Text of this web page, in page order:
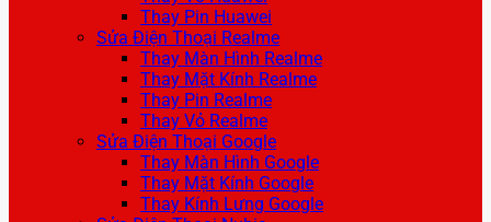
Thay Pin Huawei
Sửa Điện Thoại Realme
Thay Màn Hình Realme
Thay Mặt Kính Realme
Thay Pin Realme
Thay Vỏ Realme
Sửa Điện Thoại Google
Thay Màn Hình Google
Thay Mặt Kính Google
Thay Kính Lưng Google